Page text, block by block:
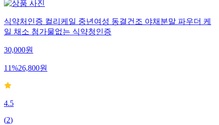
식약처인증 컬리케일 중년여성 동결건조 야채분말 파우더 케
일 채소 첨가물없는 식약청인증
30,000원
11%26,800원
4.5
(2)